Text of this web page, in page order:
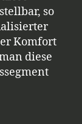
so
Komfort
diese